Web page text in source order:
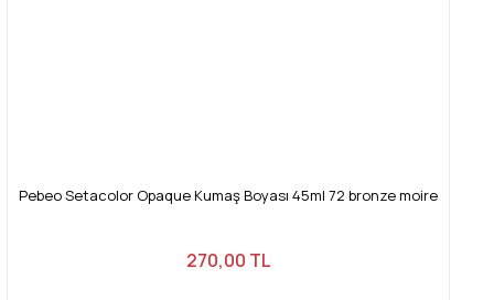
Pebeo Setacolor Opaque Kumaş Boyası 45ml 72 bronze moire
270,00 TL